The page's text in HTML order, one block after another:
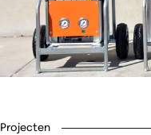
Projecten